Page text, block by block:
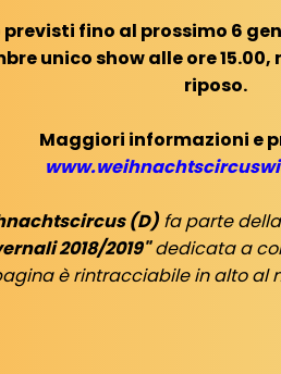
fino al prossimo 6
unico show alle ore
riposo.
Maggiori informazioni e
(D) fa parte
2018/2019"dedicata a
è rintracciabile in alto al